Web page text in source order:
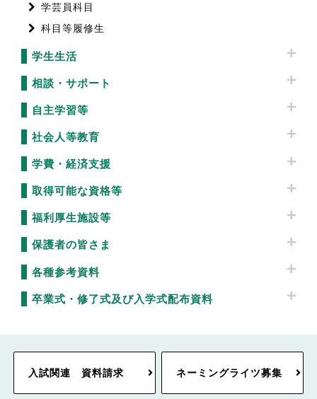
学芸員科目
科目等履修生
学生生活
相談・サポート
自主学習等
社会人等教育
学費・経済支援
取得可能な資格等
福利厚生施設等
保護者の皆さま
各種参考資料
卒業式・修了式及び入学式配布資料
入試関連 資料請求 ネーミングライツ募集